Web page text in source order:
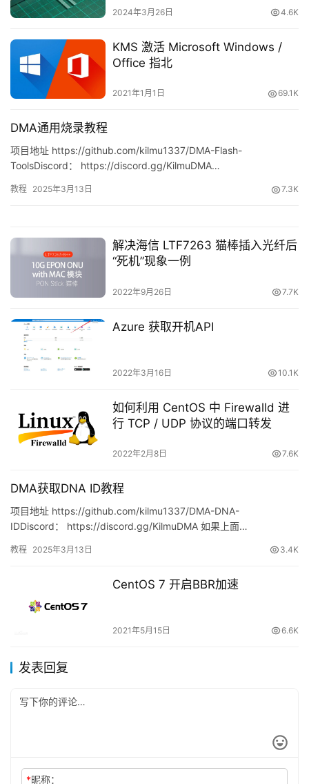
2024年3月26日 4.6K
KMS 激活 Microsoft Windows /
Office 指北
2021年1月1日 69.1K
DMA通用烧录教程
项目地址 https://github.com/kilmu1337/DMA-Flash-
ToolsDiscord： https://discord.gg/KilmuDMA…
教程 2025年3月13日 7.3K
解决海信 LTF7263 猫棒插入光纤后
“死机”现象一例
2022年9月26日 7.7K
Azure 获取开机API
2022年3月16日 10.1K
如何利用 CentOS 中 Firewalld 进
行 TCP / UDP 协议的端口转发
2022年2月8日 7.6K
DMA获取DNA ID教程
项目地址 https://github.com/kilmu1337/DMA-DNA-
IDDiscord： https://discord.gg/KilmuDMA 如果上面…
教程 2025年3月13日 3.4K
CentOS 7 开启BBR加速
2021年5月15日 6.6K
发表回复
*昵称：